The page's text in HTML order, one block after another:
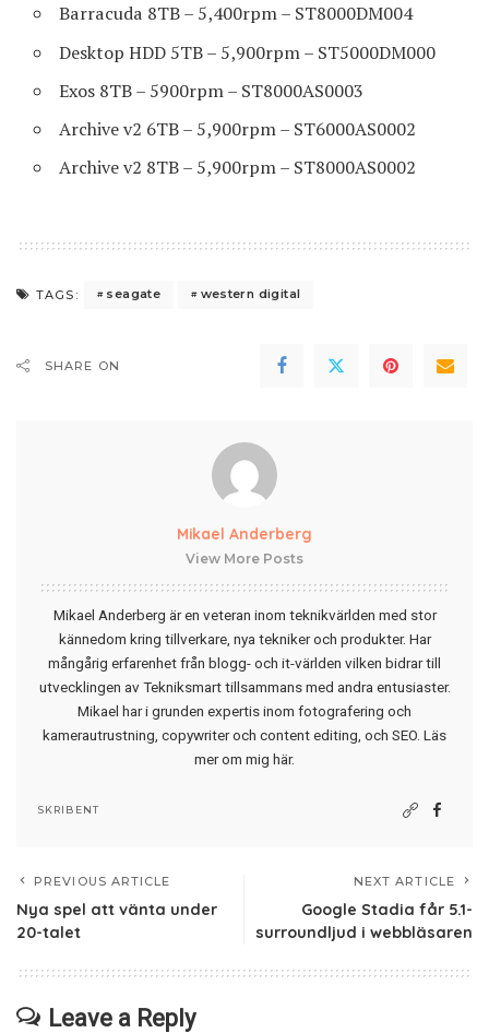
Barracuda 8TB – 5,400rpm – ST8000DM004
Desktop HDD 5TB – 5,900rpm – ST5000DM000
Exos 8TB – 5900rpm – ST8000AS0003
Archive v2 6TB – 5,900rpm – ST6000AS0002
Archive v2 8TB – 5,900rpm – ST8000AS0002
TAGS: seagate western digital
SHARE ON
Mikael Anderberg
View More Posts
Mikael Anderberg är en veteran inom teknikvärlden med stor
kännedom kring tillverkare, nya tekniker och produkter. Har
mångårig erfarenhet från blogg- och it-världen vilken bidrar till
utvecklingen av Tekniksmart tillsammans med andra entusiaster.
Mikael har i grunden expertis inom fotografering och
kamerautrustning, copywriter och content editing, och SEO. Läs
mer om mig här.
SKRIBENT
PREVIOUS ARTICLE
Nya spel att vänta under
20-talet
NEXT ARTICLE
Google Stadia får 5.1-
surroundljud i webbläsaren
Leave a Reply